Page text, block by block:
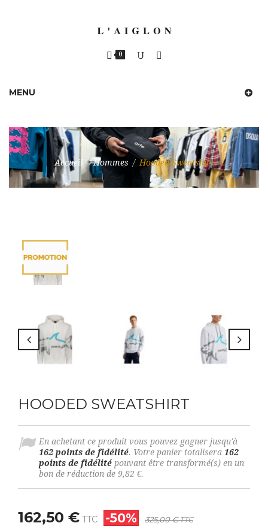
0
MENU
Accueil / Hommes / Hooded Sweatshirt
HOODED SWEATSHIRT
En achetant ce produit vous pouvez gagner jusqu'à
162 points de fidélité. Votre panier totalisera 162
points de fidélité pouvant être transformé(s) en un
bon de réduction de 9,82 €.
162,50 € TTC -50% 325,00 €TTC